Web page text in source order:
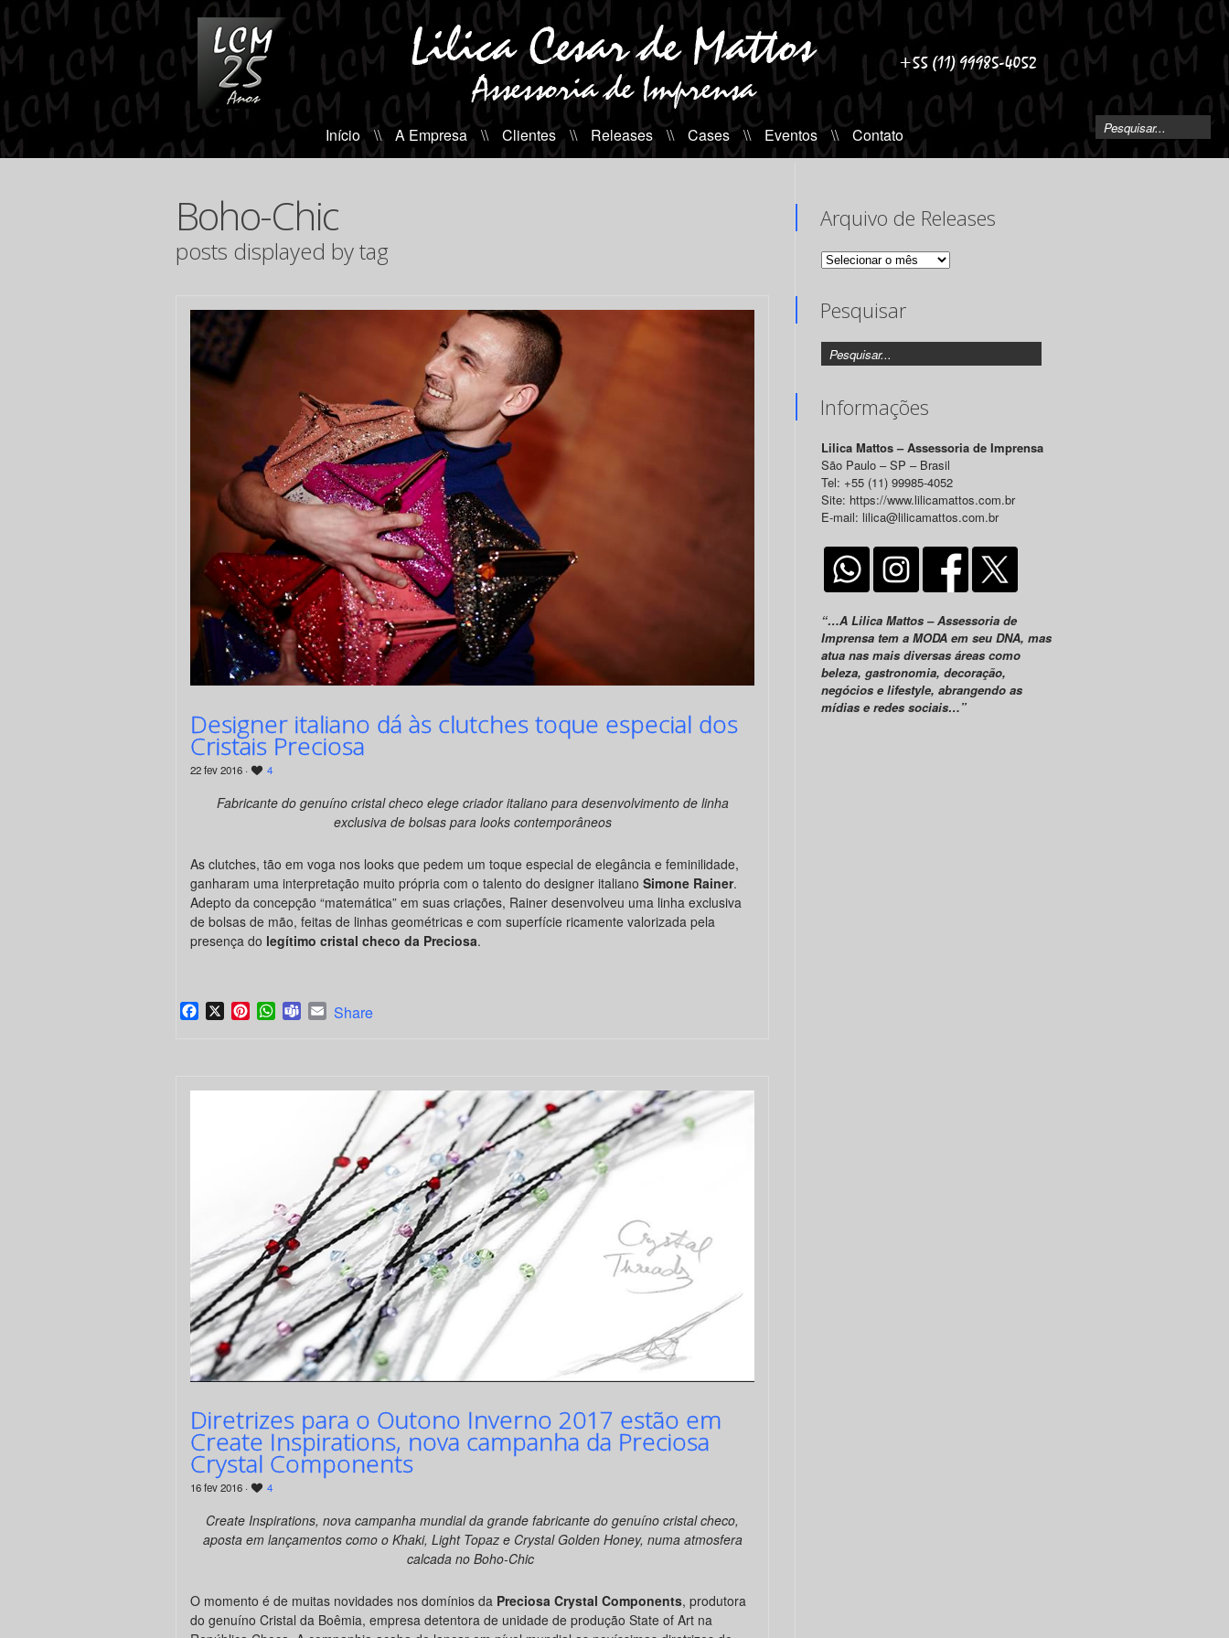
Início \\ A Empresa \\ Clientes \\ Releases \\ Cases \\ Eventos \\ Contato
Boho-Chic
posts displayed by tag
Designer italiano dá às clutches toque especial dos
Cristais Preciosa
22 fev 2016 · 4
Fabricante do genuíno cristal checo elege criador italiano para desenvolvimento de linha
exclusiva de bolsas para looks contemporâneos
As clutches, tão em voga nos looks que pedem um toque especial de elegância e feminilidade,
ganharam uma interpretação muito própria com o talento do designer italiano Simone Rainer.
Adepto da concepção “matemática” em suas criações, Rainer desenvolveu uma linha exclusiva
de bolsas de mão, feitas de linhas geométricas e com superfície ricamente valorizada pela
presença do legítimo cristal checo da Preciosa.
Facebook
X PinterestWhatsApp
TeamsEmail
Share
Diretrizes para o Outono Inverno 2017 estão em
Create Inspirations, nova campanha da Preciosa
Crystal Components
16 fev 2016 · 4
Create Inspirations, nova campanha mundial da grande fabricante do genuíno cristal checo,
aposta em lançamentos como o Khaki, Light Topaz e Crystal Golden Honey, numa atmosfera
calcada no Boho-Chic
O momento é de muitas novidades nos domínios da Preciosa Crystal Components, produtora
do genuíno Cristal da Boêmia, empresa detentora de unidade de produção State of Art na
Arquivo de Releases
Arquivo
Pesquisar
Informações
Lilica Mattos – Assessoria de Imprensa
São Paulo – SP – Brasil
Tel: +55 (11) 99985-4052
Site: https://www.lilicamattos.com.br
E-mail: lilica@lilicamattos.com.br
“…A Lilica Mattos – Assessoria de
Imprensa tem a MODA em seu DNA, mas
atua nas mais diversas áreas como
beleza, gastronomia, decoração,
negócios e lifestyle, abrangendo as
mídias e redes sociais…”